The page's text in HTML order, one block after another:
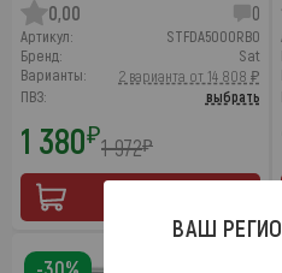
0,00
0
Артикул:
STFDA5000RB0
Бренд:
Sat
Варианты:
2 варианта от 14 808 ₽
ПВЗ:
выбрать
1 380₽1 972₽
ВАШ